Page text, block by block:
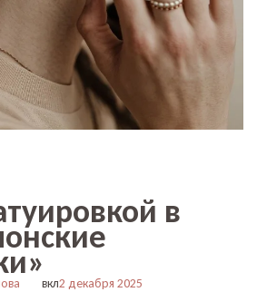
в
вкл2 декабря 2025